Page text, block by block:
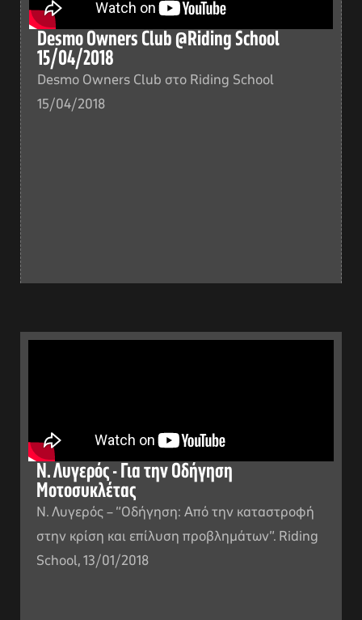
Desmo Owners Club @Riding School
15/04/2018
Desmo Owners Club στο Riding School
15/04/2018
Ν. Λυγερός - Για την Οδήγηση
Μοτοσυκλέτας
Ν. Λυγερός – “Οδήγηση: Από την καταστροφή
στην κρίση και επίλυση προβλημάτων”. Riding
School, 13/01/2018